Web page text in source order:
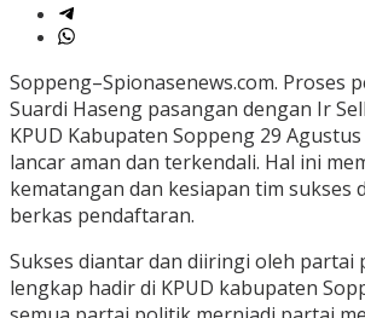
Soppeng–Spionasenews.com. Proses
Suardi Haseng pasangan dengan Ir
KPUD Kabupaten Soppeng 29
lancar aman dan terkendali. Hal ini
kematangan dan kesiapan tim sukses
berkas pendaftaran.
Sukses diantar dan diiringi oleh partai
lengkap hadir di KPUD kabupaten